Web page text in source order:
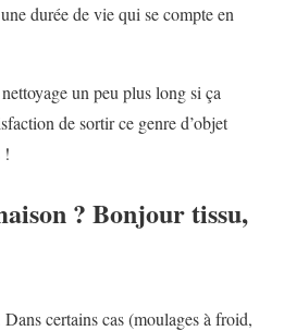
durée de vie qui se compte en
un peu plus long si ça
de sortir ce genre d’objet
!
? Bonjour tissu,
certains cas (moulages à froid,